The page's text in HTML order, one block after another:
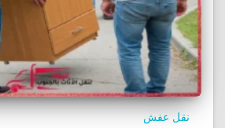
نقل عفش